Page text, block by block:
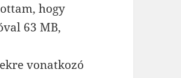
hogy
63 MB,
vonatkozó